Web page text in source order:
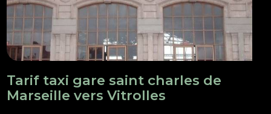
Tarif taxi gare saint charles de
Marseille vers Vitrolles